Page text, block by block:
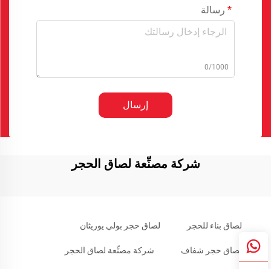
رسالة
0/1000
إرسال
شركة مصنِّعة لصاق الحجر
لصاق بناء للحجر لصاق حجر بولي يوريثان
لصاق حجر شفاف شركة مصنِّعة لصاق الحجر